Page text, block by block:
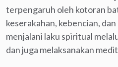
terpengaruh oleh kotoran
keserakahan, kebencian,
menjalani laku spiritual
dan juga melaksanakan